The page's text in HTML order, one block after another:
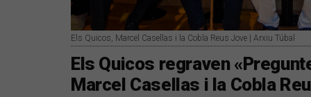
Els Quicos, Marcel Casellas i la Cobla Reus Jove | Arxiu Túbal
Els Quicos regraven
Marcel Casellas i la Cobla